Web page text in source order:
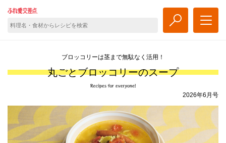
ブロッコリーは茎まで無駄なく活用！
丸ごとブロッコリーのスープ
2026年6月号